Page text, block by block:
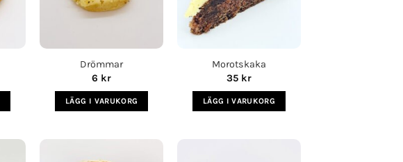
Drömmar
6 kr
LÄGG I VARUKORG
Morotskaka
35 kr
LÄGG I VARUKORG